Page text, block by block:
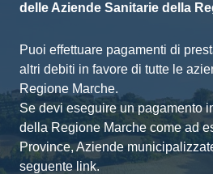
delle Aziende Sanitarie della
Puoi effettuare pagamenti di
altri debiti in favore di tutte le
Regione Marche.
Se devi eseguire un pagamento
della Regione Marche come ad
Province, Aziende
seguente link.